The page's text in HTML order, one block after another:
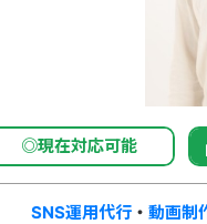
◎現在対応可能
SNS運用代行 ・ 動画制